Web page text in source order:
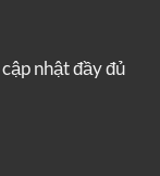
cập nhật đầy đủ